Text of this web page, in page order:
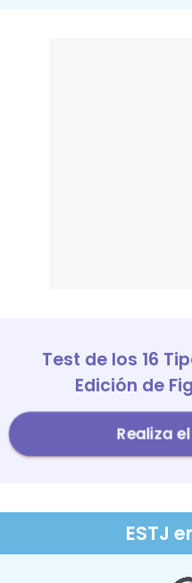
Test de los 16
Edición de
Realiza
ESTJ